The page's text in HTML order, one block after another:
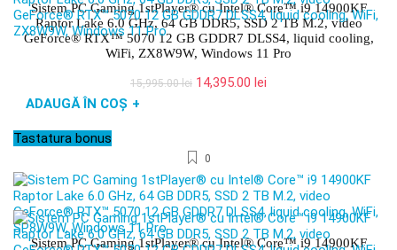
Sistem PC Gaming 1stPlayer® cu Intel® Core™ i9 14900KF
Raptor Lake 6.0 GHz, 64 GB DDR5, SSD 2 TB M.2, video
GeForce® RTX™ 5070 12 GB GDDR7 DLSS4, liquid cooling,
WiFi, ZX8W9W, Windows 11 Pro
15,995.00lei Prețul
14,395.00 lei
ADAUGĂ ÎN COȘ +
Tastatura bonus
0
Sistem PC Gaming 1stPlayer® cu Intel® Core™ i9 14900KF